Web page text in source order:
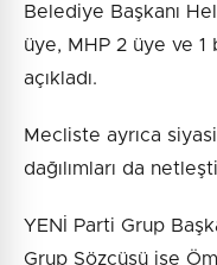
Belediye Başkanı
üye, MHP 2 üye ve 1
açıkladı.
Mecliste ayrıca
dağılımları da
YENİ Parti Grup
Grup Sözcüsü ise